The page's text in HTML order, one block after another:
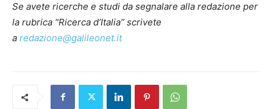
Se avete ricerche e studi da segnalare alla redazione per
la rubrica “Ricerca d’Italia” scrivete
a redazione@galileonet.it